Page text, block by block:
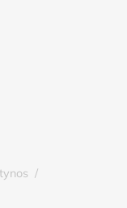
/